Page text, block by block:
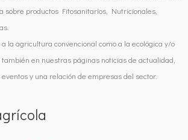
sobre productos Fitosanitarios, Nutricionales,
la agricultura convencional como a la ecológica y/o
en nuestras páginas noticias de actualidad,
y una relación de empresas del sector.